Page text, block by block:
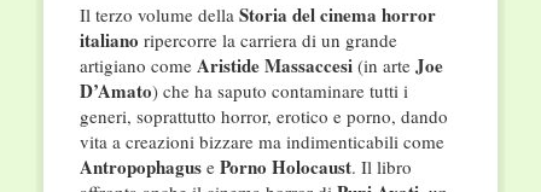
Il terzo volume della Storia del cinema horror
italiano ripercorre la carriera di un grande
artigiano come AristideMassaccesi(in arte Joe
D’Amato) che ha saputo contaminare tutti i
generi, soprattutto horror, erotico e porno, dando
vita a creazioni bizzare ma indimenticabili come
Antropophaguse Porno Holocaust. Il libro